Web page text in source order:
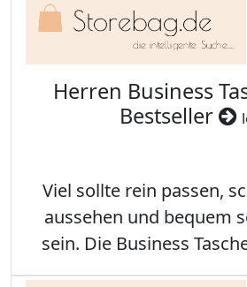
Herren Business
Bestseller
Viel sollte rein passen,
aussehen und bequem
sein. Die Business